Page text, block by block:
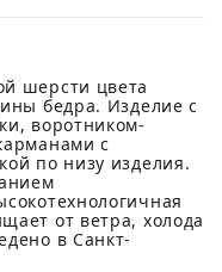
шерсти цвета
бедра. Изделие с
воротником-
с
по низу изделия.
от ветра, холода
в Санкт-